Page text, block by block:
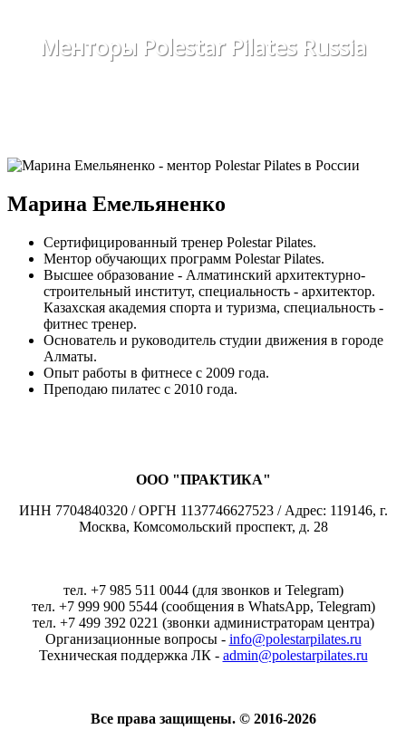
Менторы Polestar Pilates Russia
Марина Емельяненко
Сертифицированный тренер Polestar Pilates.
Ментор обучающих программ Polestar Pilates.
Высшее образование - Алматинский архитектурно-
строительный институт, специальность - архитектор.
Казахская академия спорта и туризма, специальность -
фитнес тренер.
Основатель и руководитель студии движения в городе
Алматы.
Опыт работы в фитнесе с 2009 года.
Преподаю пилатес с 2010 года.
ООО "ПРАКТИКА"
ИНН 7704840320 / ОРГН 1137746627523 / Адрес: 119146, г.
Москва, Комсомольский проспект, д. 28
тел. +7 985 511 0044 (для звонков и Telegram)
тел. +7 999 900 5544 (сообщения в WhatsApp, Telegram)
тел. +7 499 392 0221 (звонки администраторам центра)
Организационные вопросы - info@polestarpilates.ru
Техническая поддержка ЛК - admin@polestarpilates.ru
Все права защищены. © 2016-2026